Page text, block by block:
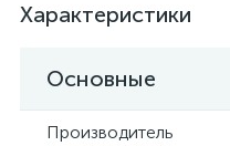
Характеристики
Основные
Производитель